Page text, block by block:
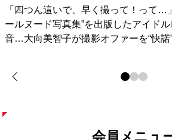
「四つん這いで、早く撮って！って…
ールヌード写真集”を出版したアイド
音…大向美智子が撮影オファーを“快諾
会員メニュ